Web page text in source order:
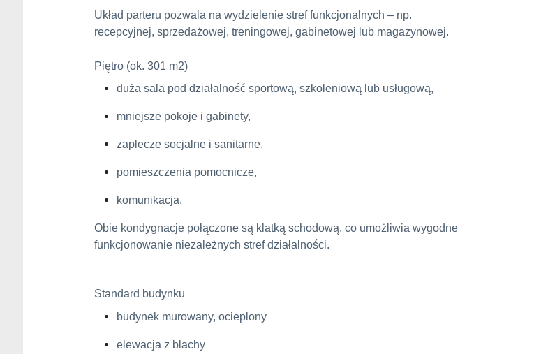
Układ parteru pozwala na wydzielenie stref funkcjonalnych – np.
recepcyjnej, sprzedażowej, treningowej, gabinetowej lub magazynowej.
Piętro (ok. 301 m2)
duża sala pod działalność sportową, szkoleniową lub usługową,
mniejsze pokoje i gabinety,
zaplecze socjalne i sanitarne,
pomieszczenia pomocnicze,
komunikacja.
Obie kondygnacje połączone są klatką schodową, co umożliwia wygodne
funkcjonowanie niezależnych stref działalności.
Standard budynku
budynek murowany, ocieplony
elewacja z blachy